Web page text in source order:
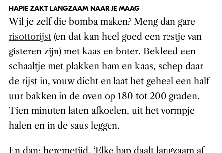
HAPJE ZAKT LANGZAAM NAAR JE MAAG
Wil je zelf die bomba maken? Meng dan gare
risottorijst(en dat kan heel goed een restje van
gisteren zijn) met kaas en boter. Bekleed een
schaaltje met plakken ham en kaas, schep daar
de rijst in, vouw dicht en laat het geheel een half
uur bakken in de oven op 180 tot 200 graden.
Tien minuten laten afkoelen, uit het vormpje
halen en in de saus leggen.
En dan: heremetijd. ‘Elke hap daalt langzaam af